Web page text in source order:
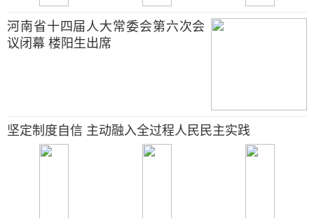
河南省十四届人大常委会第六次会
议闭幕 楼阳生出席
坚定制度自信 主动融入全过程人民民主实践